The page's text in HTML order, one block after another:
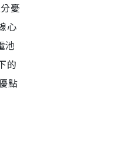
憂
心
池
的
點